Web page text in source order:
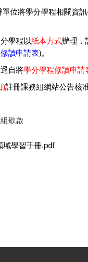
單位將學分學程相關資
學程以紙本方式辦理，
讀申請表)。
自將學分學程修讀申請
)註冊課務組網站公告核
敬啟
域學習手冊.pdf